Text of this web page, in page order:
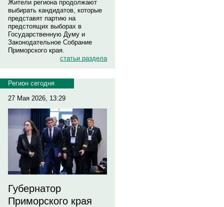
Жители региона продолжают
выбирать кандидатов, которые
представят партию на
предстоящих выборах в
Государственную Думу и
Законодательное Собрание
Приморского края.
статьи раздела
Регион сегодня
27 Мая 2026, 13:29
Губернатор
Приморского края